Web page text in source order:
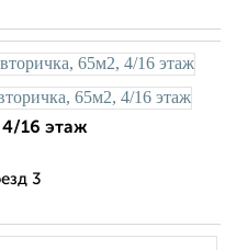
4/16 этаж
3